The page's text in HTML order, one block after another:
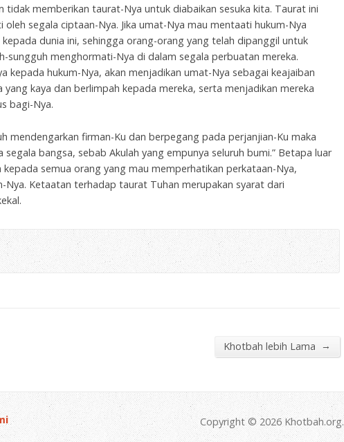
memberikan taurat-Nya untuk diabaikan sesuka kita. Taurat ini
segala ciptaan-Nya. Jika umat-Nya mau mentaati hukum-Nya
dunia ini, sehingga orang-orang yang telah dipanggil untuk
menghormati-Nya di dalam segala perbuatan mereka.
kepada hukum-Nya, akan menjadikan umat-Nya sebagai keajaiban
kaya dan berlimpah kepada mereka, serta menjadikan mereka
bagi-Nya.
mendengarkan firman-Ku dan berpegang pada perjanjian-Ku maka
bangsa, sebab Akulah yang empunya seluruh bumi.” Betapa luar
semua orang yang mau memperhatikan perkataan-Nya,
Ketaatan terhadap taurat Tuhan merupakan syarat dari
Khotbah lebih Lama →
Copyright © 2026 Khotbah.org.